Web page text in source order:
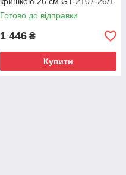
Готово до відправки
1 446 ₴
Купити